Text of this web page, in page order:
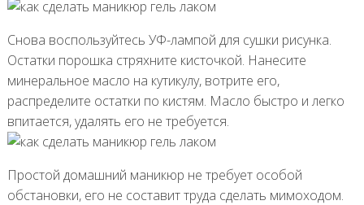
Снова воспользуйтесь УФ-лампой для сушки рисунка.
Остатки порошка стряхните кисточкой. Нанесите
минеральное масло на кутикулу, вотрите его,
распределите остатки по кистям. Масло быстро и легко
впитается, удалять его не требуется.
Простой домашний маникюр не требует особой
обстановки, его не составит труда сделать мимоходом.